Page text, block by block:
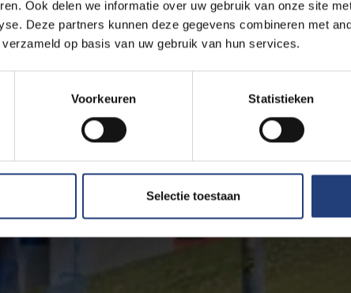
Ook delen we informatie over uw gebruik van onze site
Deze partners kunnen deze gegevens combineren met
op basis van uw gebruik van hun services.
Voorkeuren Statistieken
Selectie toestaan